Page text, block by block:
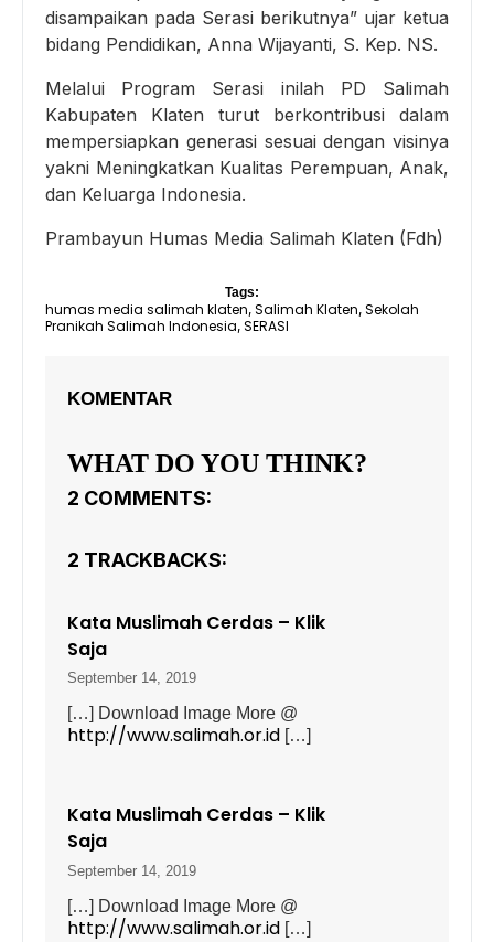
disampaikan pada Serasi berikutnya” ujar ketua
bidang Pendidikan, Anna Wijayanti, S. Kep. NS.
Melalui Program Serasi inilah PD Salimah
Kabupaten Klaten turut berkontribusi dalam
mempersiapkan generasi sesuai dengan visinya
yakni Meningkatkan Kualitas Perempuan, Anak,
dan Keluarga Indonesia.
Prambayun Humas Media Salimah Klaten (Fdh)
Tags:
humas media salimah klaten, Salimah Klaten, Sekolah
Pranikah Salimah Indonesia, SERASI
KOMENTAR
WHAT DO YOU THINK?
2 COMMENTS:
2 TRACKBACKS:
Kata Muslimah Cerdas – Klik
Saja
September 14, 2019
[…] Download Image More @
http://www.salimah.or.id […]
Kata Muslimah Cerdas – Klik
Saja
September 14, 2019
[…] Download Image More @
http://www.salimah.or.id […]